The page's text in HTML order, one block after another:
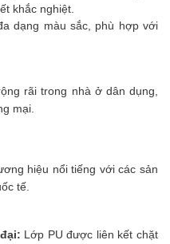
khắc nghiệt.
dạng màu sắc, phù hợp với
rãi trong nhà ở dân dụng,
mại.
hiệu nổi tiếng với các sản
tế.
Lớp PU được liên kết chặt